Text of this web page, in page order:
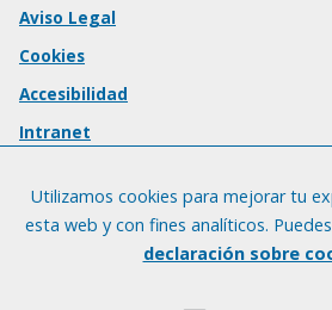
Aviso Legal
Cookies
Accesibilidad
Intranet
Utilizamos cookies para mejorar tu
esta web y con fines analíticos.
declaración sobre